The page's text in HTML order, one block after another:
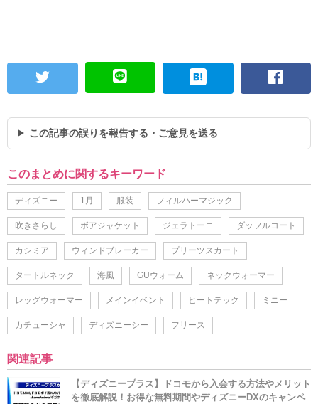
この記事の誤りを報告する・ご意見を送る
このまとめに関するキーワード
ディズニー 1月 服装 フィルハーマジック
吹きさらし ボアジャケット ジェラトーニ ダッフルコート
カシミア ウィンドブレーカー プリーツスカート
タートルネック 海風 GUウォーム ネックウォーマー
レッグウォーマー メインイベント ヒートテック ミニー
カチューシャ ディズニーシー フリース
関連記事
【ディズニープラス】ドコモから入会する方法やメリット
を徹底解説！お得な無料期間やディズニーDXのキャンペ